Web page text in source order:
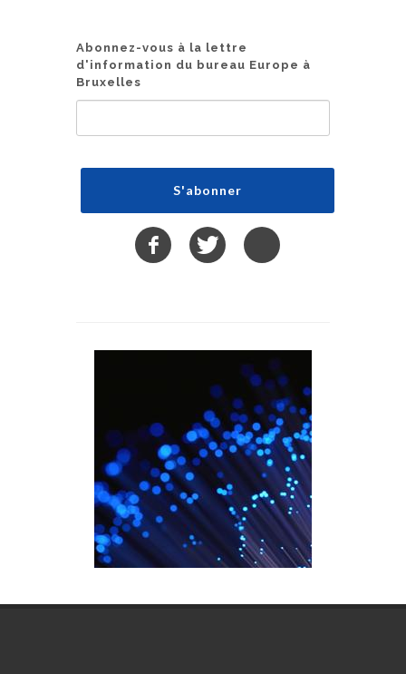
Abonnez-vous à la lettre
d'information du bureau Europe à
Bruxelles